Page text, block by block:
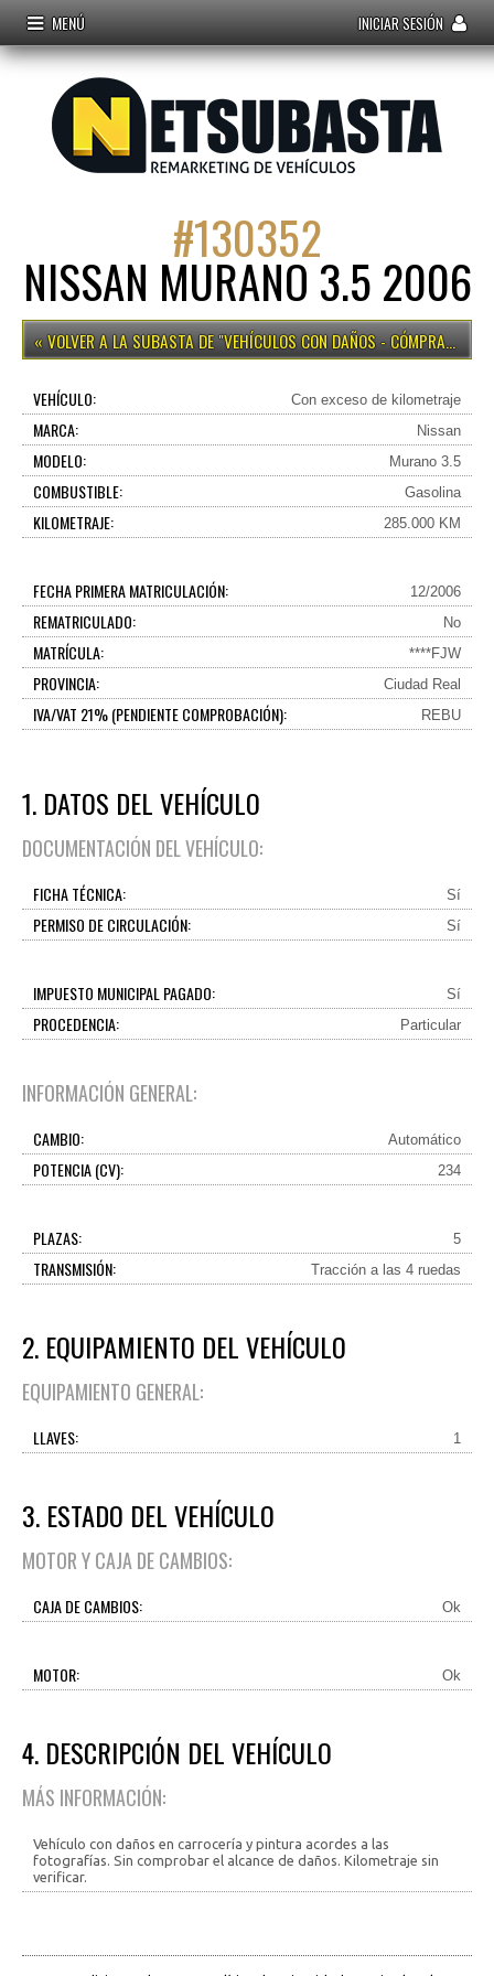
MENÚ INICIAR SESIÓN
#130352
NISSAN MURANO 3.5 2006
VEHÍCULOS CON DAÑOS - CÓMPRALO YA
VEHÍCULO: Con exceso de kilometraje
MARCA: Nissan
MODELO: Murano 3.5
COMBUSTIBLE: Gasolina
KILOMETRAJE: 285.000 KM
FECHA PRIMERA MATRICULACIÓN: 12/2006
REMATRICULADO: No
MATRÍCULA: ****FJW
PROVINCIA: Ciudad Real
IVA/VAT 21% (PENDIENTE COMPROBACIÓN): REBU
1. DATOS DEL VEHÍCULO
DOCUMENTACIÓN DEL VEHÍCULO:
FICHA TÉCNICA: Sí
PERMISO DE CIRCULACIÓN: Sí
IMPUESTO MUNICIPAL PAGADO: Sí
PROCEDENCIA: Particular
INFORMACIÓN GENERAL:
CAMBIO: Automático
POTENCIA (CV): 234
PLAZAS: 5
TRANSMISIÓN: Tracción a las 4 ruedas
2. EQUIPAMIENTO DEL VEHÍCULO
EQUIPAMIENTO GENERAL:
LLAVES: 1
3. ESTADO DEL VEHÍCULO
MOTOR Y CAJA DE CAMBIOS:
CAJA DE CAMBIOS: Ok
MOTOR: Ok
4. DESCRIPCIÓN DEL VEHÍCULO
MÁS INFORMACIÓN:
Vehículo con daños en carrocería y pintura acordes a las
fotografías. Sin comprobar el alcance de daños. Kilometraje sin
verificar.